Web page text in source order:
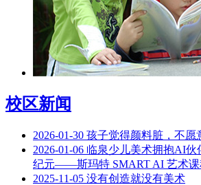
校区新闻
2026-01-30 孩子觉得颜料脏，不愿
2026-01-06 临泉少儿美术拥抱AI伙
纪元——斯玛特 SMART AI 艺术课
2025-11-05 没有创造就没有美术